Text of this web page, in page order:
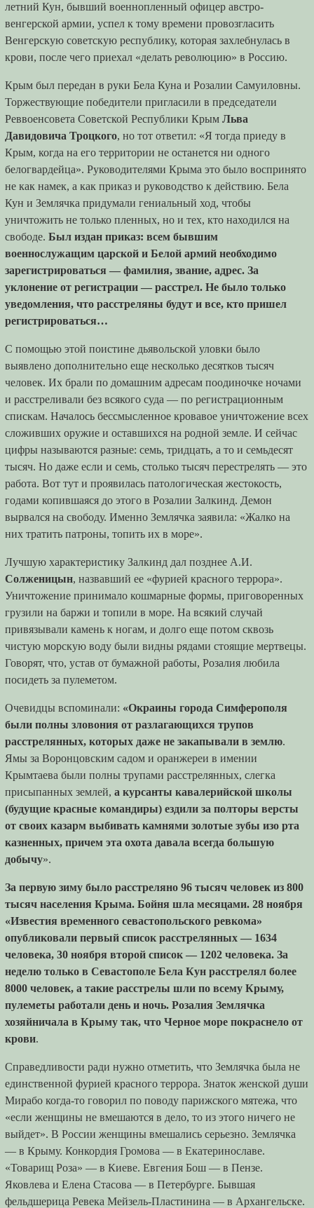
летний Кун, бывший военнопленный офицер австро-
венгерской армии, успел к тому времени провозгласить
Венгерскую советскую республику, которая захлебнулась в
крови, после чего приехал «делать революцию» в Россию.
Крым был передан в руки Бела Куна и Розалии Самуиловны.
Торжествующие победители пригласили в председатели
Реввоенсовета Советской Республики КрымЛьва
Давидовича Троцкого, но тот ответил: «Я тогда приеду в
Крым, когда на его территории не останется ни одного
белогвардейца». Руководителями Крыма это было воспринято
не как намек, а как приказ и руководство к действию. Бела
Кун и Землячка придумали гениальный ход, чтобы
уничтожить не только пленных, но и тех, кто находился на
свободе.Был издан приказ: всем бывшим
военнослужащим царской и Белой армий необходимо
зарегистрироваться — фамилия, звание, адрес. За
уклонение от регистрации — расстрел. Не было только
уведомления, что расстреляны будут и все, кто пришел
регистрироваться…
С помощью этой поистине дьявольской уловки было
выявлено дополнительно еще несколько десятков тысяч
человек. Их брали по домашним адресам поодиночке ночами
и расстреливали без всякого суда — по регистрационным
спискам. Началось бессмысленное кровавое уничтожение всех
сложивших оружие и оставшихся на родной земле. И сейчас
цифры называются разные: семь, тридцать, а то и семьдесят
тысяч. Но даже если и семь, столько тысяч перестрелять — это
работа. Вот тут и проявилась патологическая жестокость,
годами копившаяся до этого в Розалии Залкинд. Демон
вырвался на свободу. Именно Землячка заявила: «Жалко на
них тратить патроны, топить их в море».
Лучшую характеристику Залкинд дал позднее А.И.
Солженицын, назвавший ее «фурией красного террора».
Уничтожение принимало кошмарные формы, приговоренных
грузили на баржи и топили в море. На всякий случай
привязывали камень к ногам, и долго еще потом сквозь
чистую морскую воду были видны рядами стоящие мертвецы.
Говорят, что, устав от бумажной работы, Розалия любила
посидеть за пулеметом.
Очевидцы вспоминали: «Окраины города Симферополя
были полны зловония от разлагающихся трупов
расстрелянных, которых даже не закапывали в землю.
Ямы за Воронцовским садом и оранжереи в имении
Крымтаева были полны трупами расстрелянных, слегка
присыпанных землей, а курсанты кавалерийской школы
(будущие красные командиры) ездили за полторы версты
от своих казарм выбивать камнями золотые зубы изо рта
казненных, причем эта охота давала всегда большую
добычу».
За первую зиму было расстреляно 96 тысяч человек из 800
тысяч населения Крыма. Бойня шла месяцами. 28 ноября
«Известия временного севастопольского ревкома»
опубликовали первый список расстрелянных — 1634
человека, 30 ноября второй список — 1202 человека. За
неделю только в Севастополе Бела Кун расстрелял более
8000 человек, а такие расстрелы шли по всему Крыму,
пулеметы работали день и ночь. Розалия Землячка
хозяйничала в Крыму так, что Черное море покраснело от
крови.
Справедливости ради нужно отметить, что Землячка была не
единственной фурией красного террора. Знаток женской души
Мирабо когда-то говорил по поводу парижского мятежа, что
«если женщины не вмешаются в дело, то из этого ничего не
выйдет». В России женщины вмешались серьезно. Землячка
— в Крыму. Конкордия Громова — в Екатеринославе.
«Товарищ Роза» — в Киеве. Евгения Бош — в Пензе.
Яковлева и Елена Стасова — в Петербурге. Бывшая
фельдшерица Ревека Мейзель-Пластинина — в Архангельске.